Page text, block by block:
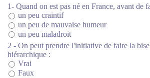
1- Quand on est pas né en France, avant de
un peu craintif
un peu de mauvaise humeur
un peu maladroit
2 - On peut prendre l'initiative de faire la
hiérarchique :
Vrai
Faux